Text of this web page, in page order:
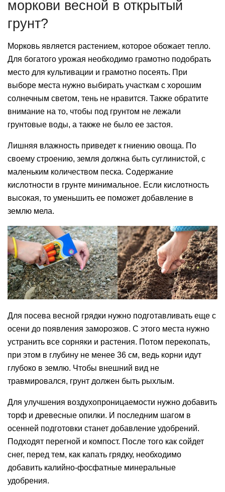
моркови весной в открытый
грунт?
Морковь является растением, которое обожает тепло.
Для богатого урожая необходимо грамотно подобрать
место для культивации и грамотно посеять. При
выборе места нужно выбирать участкам с хорошим
солнечным светом, тень не нравится. Также обратите
внимание на то, чтобы под грунтом не лежали
грунтовые воды, а также не было ее застоя.
Лишняя влажность приведет к гниению овоща. По
своему строению, земля должна быть суглинистой, с
маленьким количеством песка. Содержание
кислотности в грунте минимальное. Если кислотность
высокая, то уменьшить ее поможет добавление в
землю мела.
Для посева весной грядки нужно подготавливать еще с
осени до появления заморозков. С этого места нужно
устранить все сорняки и растения. Потом перекопать,
при этом в глубину не менее 36 см, ведь корни идут
глубоко в землю. Чтобы внешний вид не
травмировался, грунт должен быть рыхлым.
Для улучшения воздухопроницаемости нужно добавить
торф и древесные опилки. И последним шагом в
осенней подготовки станет добавление удобрений.
Подходят перегной и компост. После того как сойдет
снег, перед тем, как капать грядку, необходимо
добавить калийно-фосфатные минеральные
удобрения.